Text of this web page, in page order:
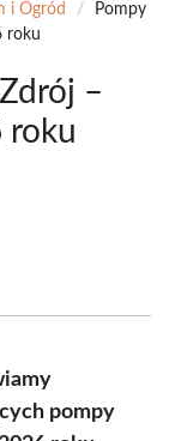
i Ogród /
Pompy
roku
–
roku
pompy